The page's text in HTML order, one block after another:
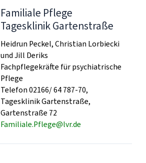
Familiale Pflege
Tagesklinik Gartenstraße
Heidrun Peckel, Christian Lorbiecki
und Jill Deriks
Fachpflegekräfte für psychiatrische
Pflege
Telefon 02166/ 64 787-70,
Tagesklinik Gartenstraße,
Gartenstraße 72
Familiale.Pflege@lvr.de